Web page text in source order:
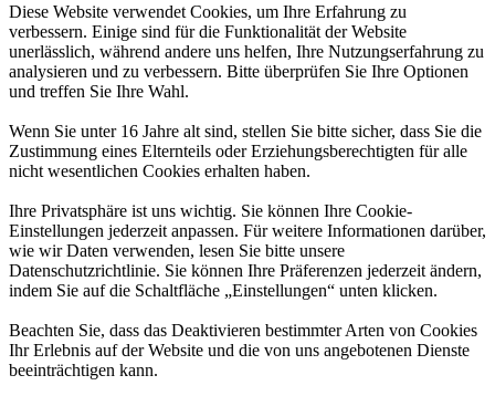
Diese Website verwendet Cookies, um Ihre Erfahrung zu
verbessern. Einige sind für die Funktionalität der Website
unerlässlich, während andere uns helfen, Ihre Nutzungserfahrung zu
analysieren und zu verbessern. Bitte überprüfen Sie Ihre Optionen
und treffen Sie Ihre Wahl.
Wenn Sie unter 16 Jahre alt sind, stellen Sie bitte sicher, dass Sie die
Zustimmung eines Elternteils oder Erziehungsberechtigten für alle
nicht wesentlichen Cookies erhalten haben.
Ihre Privatsphäre ist uns wichtig. Sie können Ihre Cookie-
Einstellungen jederzeit anpassen. Für weitere Informationen darüber,
wie wir Daten verwenden, lesen Sie bitte unsere
Datenschutzrichtlinie. Sie können Ihre Präferenzen jederzeit ändern,
indem Sie auf die Schaltfläche „Einstellungen“ unten klicken.
Beachten Sie, dass das Deaktivieren bestimmter Arten von Cookies
Ihr Erlebnis auf der Website und die von uns angebotenen Dienste
beeinträchtigen kann.